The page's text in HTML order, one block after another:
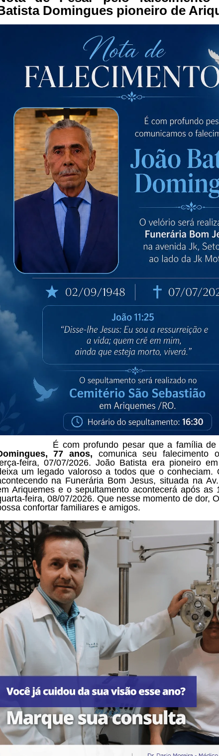
Domingues pioneiro de
É com profundo pesar que a família de
77 anos, comunica seu falecimento
feira, 07/07/2026. João Batista era pioneiro
um legado valoroso a todos que o conheciam.
na Funerária Bom Jesus, situada na
Ariquemes e o sepultamento acontecerá após as
feira, 08/07/2026. Que nesse momento de dor,
confortar familiares e amigos.